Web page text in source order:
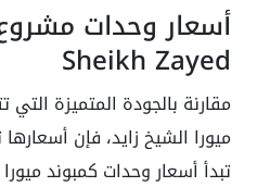
Sheikh Zayed
مقارنة بالجودة المتميزة
ميورا الشيخ زايد، فإن